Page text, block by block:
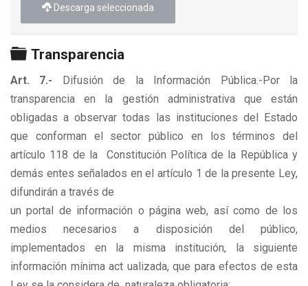
Descarga seleccionada
Carpeta
Transparencia
Art. 7.- Difusión de la Información Pública.-Por la
transparencia en la gestión administrativa que están
obligadas a observar todas las instituciones del Estado
que conforman el sector público en los términos del
artículo 118 de la Constitución Política de la República y
demás entes señalados en el artículo 1 de la presente Ley,
difundirán a través de
un portal de información o página web, así como de los
medios necesarios a disposición del público,
implementados en la misma institución, la siguiente
información mínima act ualizada, que para efectos de esta